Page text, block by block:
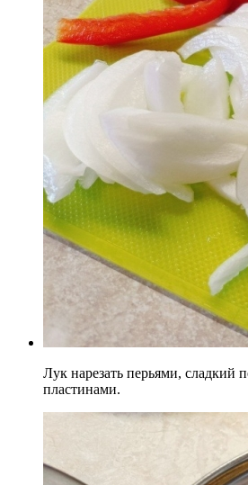
Лук нарезать перьями, сладкий
пластинами.